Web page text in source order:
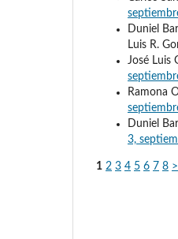
Duniel
Luis R.
José Luis
Ramona
Duniel
3,
1 2 3 4 5 6 7 8 >